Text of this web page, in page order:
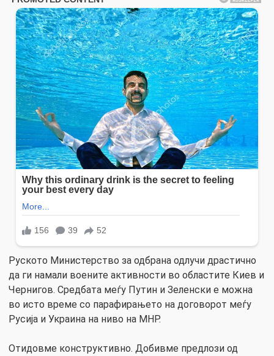
Руското Министерство за одбрана одлучи драстично
да ги намали воените активности во областите Киев и
Чернигов. Средбата меѓу Путин и Зеленски е можна
во исто време со парафирањето на договорот меѓу
Русија и Украина на ниво на МНР.
Отидовме конструктивно. Добивме предлози од